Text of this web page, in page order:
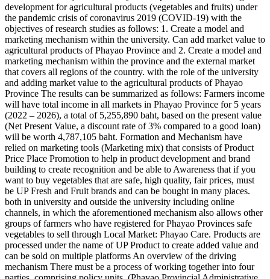
development for agricultural products (vegetables and fruits) under
the pandemic crisis of coronavirus 2019 (COVID-19) with the
objectives of research studies as follows: 1. Create a model and
marketing mechanism within the university. Can add market value to
agricultural products of Phayao Province and 2. Create a model and
marketing mechanism within the province and the external market
that covers all regions of the country. with the role of the university
and adding market value to the agricultural products of Phayao
Province The results can be summarized as follows: Farmers income
will have total income in all markets in Phayao Province for 5 years
(2022 – 2026), a total of 5,255,890 baht, based on the present value
(Net Present Value, a discount rate of 3% compared to a good loan)
will be worth 4,787,105 baht. Formation and Mechanism have
relied on marketing tools (Marketing mix) that consists of Product
Price Place Promotion to help in product development and brand
building to create recognition and be able to Awareness that if you
want to buy vegetables that are safe, high quality, fair prices, must
be UP Fresh and Fruit brands and can be bought in many places.
both in university and outside the university including online
channels, in which the aforementioned mechanism also allows other
groups of farmers who have registered for Phayao Provinces safe
vegetables to sell through Local Market: Phayao Care. Products are
processed under the name of UP Product to create added value and
can be sold on multiple platforms An overview of the driving
mechanism There must be a process of working together into four